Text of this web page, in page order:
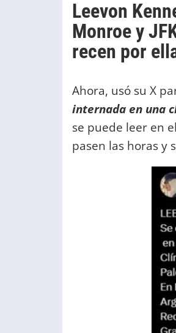
Leevon
Monroe y
recen por
Ahora, usó su X
internada en una
se puede leer en
pasen las horas y